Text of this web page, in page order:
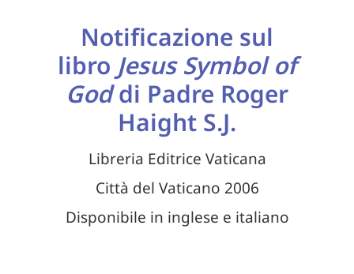
Notificazione sul
libro Jesus Symbol of
Goddi Padre Roger
Haight S.J.
Libreria Editrice Vaticana
Città del Vaticano 2006
Disponibile in inglese e italiano